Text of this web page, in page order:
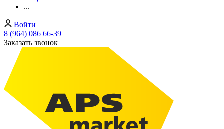
...
Войти
8 (964) 086 66-39
Заказать звонок